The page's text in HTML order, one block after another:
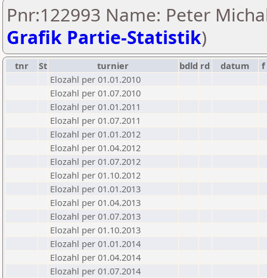
Pnr:122993 Name: Peter
Grafik Partie-Statistik)
tnr St turnier bdld rd datum
f
Elozahl per 01.01.2010
Elozahl per 01.07.2010
Elozahl per 01.01.2011
Elozahl per 01.07.2011
Elozahl per 01.01.2012
Elozahl per 01.04.2012
Elozahl per 01.07.2012
Elozahl per 01.10.2012
Elozahl per 01.01.2013
Elozahl per 01.04.2013
Elozahl per 01.07.2013
Elozahl per 01.10.2013
Elozahl per 01.01.2014
Elozahl per 01.04.2014
Elozahl per 01.07.2014